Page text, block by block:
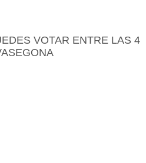
VOTAR ENTRE LAS 4